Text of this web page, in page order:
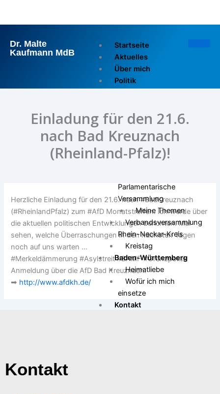
Dr. Malte
Kaufmann MdB
Startseite
Aktuelles
Über mich
Politik
Pressemitteilungen
und Energie
Europarat
Parlamentarische
Versammlung
Meine Themen
Verbandsversammlung
Rhein-Neckar-Kreis
Kreistag
Baden-Württemberg
Heimatliebe
Wofür ich mich
einsetze
Kontakt
Einladung für den 21.6.
nach Bad Kreuznach
(Rheinland-Pfalz)!
Herzliche Einladung für den 21.6. nach #BadKreuznach
(#RheinlandPfalz) zum #AfD Monatstreffen. Ich werde über
die aktuellen politischen Entwicklungen berichten. Mal
sehen, welche Überraschungen in den nächsten Tagen
noch auf uns warten …
#Merkeldämmerung #Asylstreit #BAMF #Grenzpolitik
Anmeldung über die AfD Bad Kreuznach:
➡ http://www.afdkh.de/
Kontakt